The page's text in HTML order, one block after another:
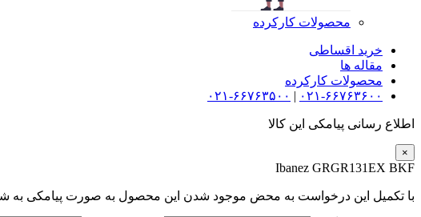
محصولات کارکرده
خرید اقساطی
مقاله ها
محصولات کارکرده
۰۲۱-۶۶۷۶۳۶۰۰ | ۰۲۱-۶۶۷۶۳۵۰۰
اطلاع رسانی پیامکی این کالا
×
Ibanez GRGR131EX BKF
با تکمیل این درخواست به محض موجود شدن این محصول به صورت پیامکی به